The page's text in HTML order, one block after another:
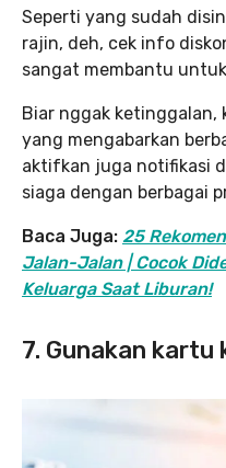
Seperti yang sudah
rajin, deh, cek info
sangat membantu
Biar nggak ketinggalan,
yang mengabarkan
aktifkan juga notifikasi
siaga dengan berbagai
Baca Juga: 25
Jalan-Jalan | Cocok
Keluarga Saat Liburan!
7. Gunakan kartu